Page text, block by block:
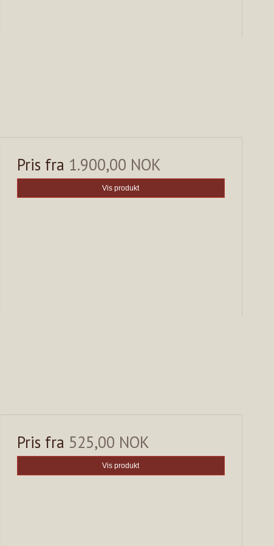
Pris fra 1.900,00 NOK
Vis produkt
Pris fra 525,00 NOK
Vis produkt